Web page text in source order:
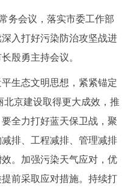
能 政策服务
读 回应关切
会议，落实市委工作部
入打好污染防治攻坚战进
殷勇主持会议。
生态文明思想，紧紧锚定
京建设取得更大成效，推
全力打好蓝天保卫战，聚
排、工程减排、管理减排
。加强污染天气应对，优
前采取应对措施。持续打